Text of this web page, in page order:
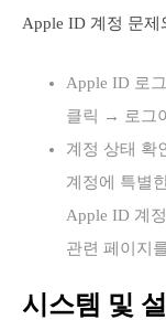
Apple ID 계정 문
Apple ID 로
클릭 → 로그
계정 상태 확
계정에 특별
Apple ID 계
관련 페이지
시스템 및